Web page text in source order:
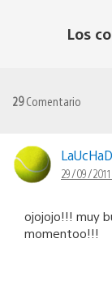
Los
29Comentario
29/09/
ojojojo!!! muy
momentoo!!!